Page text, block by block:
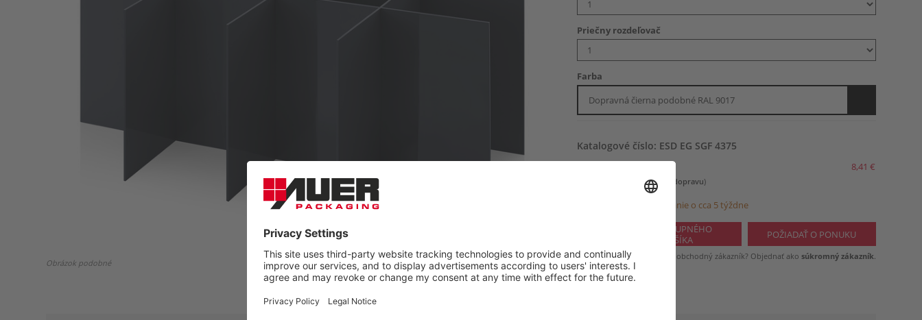
Obrázok podobné
Priečny rozdeľovač
Farba
Dopravná čierna podobné RAL 9017
Katalogové číslo: ESD EG SGF 4375
8,41 €
Náklady na dopravu)
Pripravené na odoslanie o cca 5 týždne
Nie ste obchodný zákazník? Objednať ako súkromný zákazník.